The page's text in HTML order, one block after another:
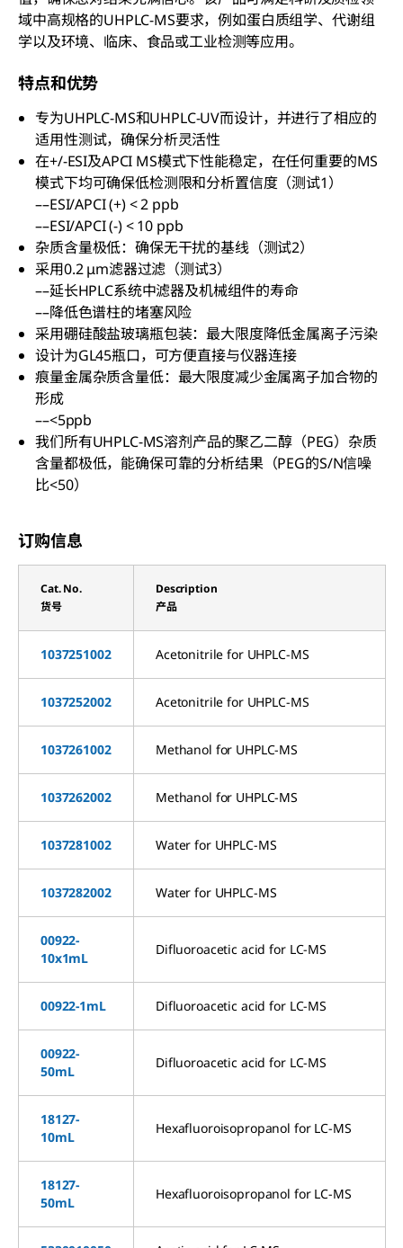
域中高规格的UHPLC-MS要求，例如蛋白质组学、代谢组
学以及环境、临床、食品或工业检测等应用。
特点和优势
专为UHPLC-MS和UHPLC-UV而设计，并进行了相应的
适用性测试，确保分析灵活性
在+/-ESI及APCI MS模式下性能稳定，在任何重要的MS
模式下均可确保低检测限和分析置信度（测试1）
––ESI/APCI (+) < 2 ppb
––ESI/APCI (-) < 10 ppb
杂质含量极低：确保无干扰的基线（测试2）
采用0.2 μm滤器过滤（测试3）
––延长HPLC系统中滤器及机械组件的寿命
––降低色谱柱的堵塞风险
采用硼硅酸盐玻璃瓶包装：最大限度降低金属离子污染
设计为GL45瓶口，可方便直接与仪器连接
痕量金属杂质含量低：最大限度减少金属离子加合物的
形成
––<5ppb
我们所有UHPLC-MS溶剂产品的聚乙二醇（PEG）杂质
含量都极低，能确保可靠的分析结果（PEG的S/N信噪
比<50）
订购信息
Cat. No.
货号
Description
产品
1037251002 Acetonitrile for UHPLC-MS
1037252002 Acetonitrile for UHPLC-MS
1037261002 Methanol for UHPLC-MS
1037262002 Methanol for UHPLC-MS
1037281002 Water for UHPLC-MS
1037282002 Water for UHPLC-MS
00922-
10x1mL
Difluoroacetic acid for LC-MS
00922-1mL Difluoroacetic acid for LC-MS
00922-
50mL
Difluoroacetic acid for LC-MS
18127-
10mL
Hexafluoroisopropanol for LC-MS
18127-
50mL
Hexafluoroisopropanol for LC-MS